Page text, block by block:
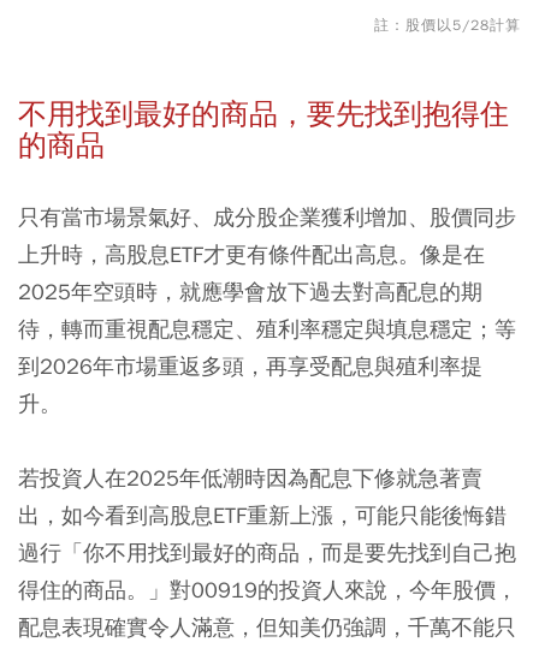
註：股價以5/28計算
不用找到最好的商品，要先找到抱得住
的商品
只有當市場景氣好、成分股企業獲利增加、股價同步
上升時，高股息ETF才更有條件配出高息。像是在
2025年空頭時，就應學會放下過去對高配息的期
待，轉而重視配息穩定、殖利率穩定與填息穩定；等
到2026年市場重返多頭，再享受配息與殖利率提
升。
若投資人在2025年低潮時因為配息下修就急著賣
出，如今看到高股息ETF重新上漲，可能只能後悔錯
過行「你不用找到最好的商品，而是要先找到自己抱
得住的商品。」對00919的投資人來說，今年股價，
配息表現確實令人滿意，但知美仍強調，千萬不能只